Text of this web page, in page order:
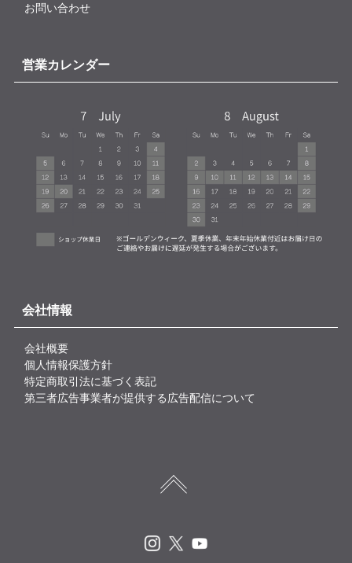
お問い合わせ
営業カレンダー
会社情報
会社概要
個人情報保護方針
特定商取引法に基づく表記
第三者広告事業者が提供する広告配信について